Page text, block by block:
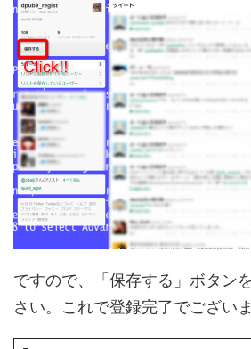
ですので、「保存する」ボタン
さい。これで登録完了でございま